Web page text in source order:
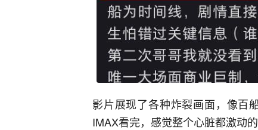
影片展现了各种炸裂画面，像百
IMAX看完，感觉整个心脏都激动的